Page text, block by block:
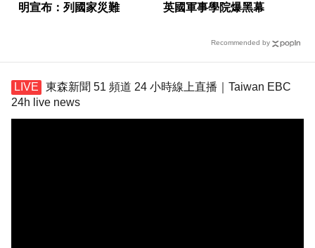
明宣布：列國家災難
英國軍事學院爆黑幕
Recommended by
東森新聞 51 頻道 24 小時線上直播｜Taiwan EBC
24h live news